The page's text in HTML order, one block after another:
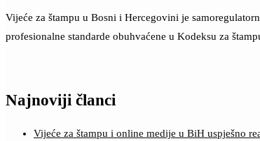
Vijeće za štampu u Bosni i Hercegovini je
profesionalne standarde obuhvaćene u Kodeksu za
Najnoviji članci
Vijeće za štampu i online medije u BiH uspješno